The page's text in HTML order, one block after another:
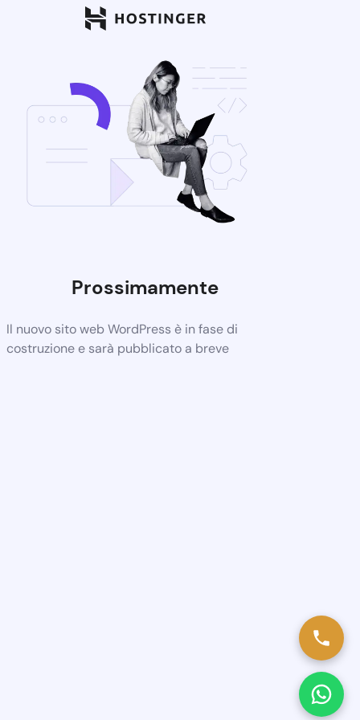
Prossimamente
Il nuovo sito web WordPress è in fase di
costruzione e sarà pubblicato a breve